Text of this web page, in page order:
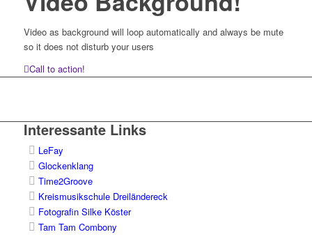
Video as background will loop automatically and always be mute
so it does not disturb your users
Call to action!
Interessante Links
LeFay
Glockenklang
Time2Groove
Kreismusikschule Dreiländereck
Fotografin Silke Köster
Tam Tam Combony